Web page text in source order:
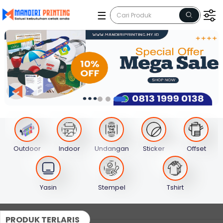
☰
Outdoor Indoor Undangan Sticker Offset
Yasin Stempel Tshirt
PRODUK TERLARIS